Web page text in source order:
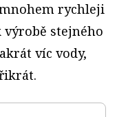
rychleji
stejného
víc vody,